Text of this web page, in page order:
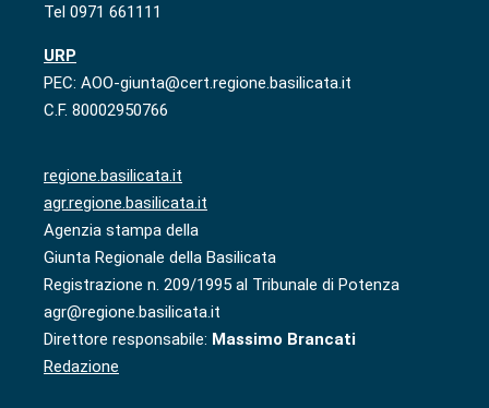
Tel 0971 661111
URP
PEC: AOO-giunta@cert.regione.basilicata.it
C.F. 80002950766
regione.basilicata.it
agr.regione.basilicata.it
Agenzia stampa della
Giunta Regionale della Basilicata
Registrazione n. 209/1995 al Tribunale di Potenza
agr@regione.basilicata.it
Direttore responsabile: Massimo Brancati
Redazione